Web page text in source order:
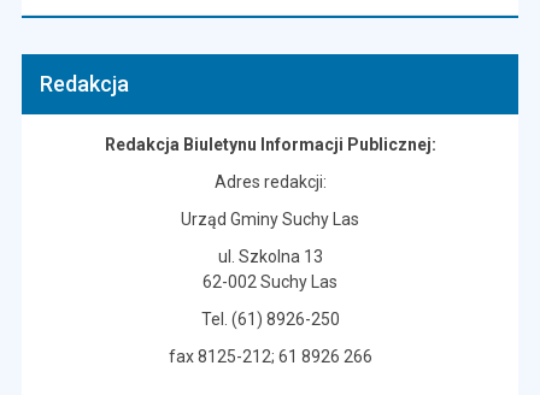
Redakcja
Redakcja Biuletynu Informacji Publicznej:
Adres redakcji:
Urząd Gminy Suchy Las
ul. Szkolna 13
62-002 Suchy Las
Tel. (61) 8926-250
fax 8125-212; 61 8926 266